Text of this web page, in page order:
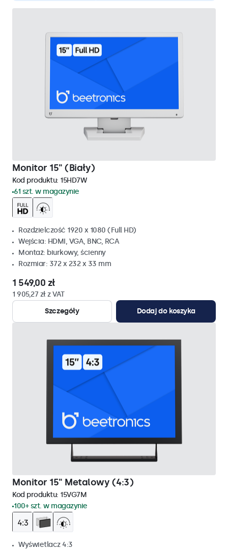
Monitor 15" (Biały)
Kod produktu: 15HD7W
61 szt. w magazynie
Rozdzielczość 1920 x 1080 (Full HD)
Wejścia: HDMI, VGA, BNC, RCA
Montaż: biurkowy, ścienny
Rozmiar: 372 x 232 x 33 mm
1 549,00 zł
1 905,27 zł z VAT
Szczegóły
Dodaj do koszyka
Monitor 15" Metalowy (4:3)
Kod produktu: 15VG7M
100+ szt. w magazynie
Wyświetlacz 4:3